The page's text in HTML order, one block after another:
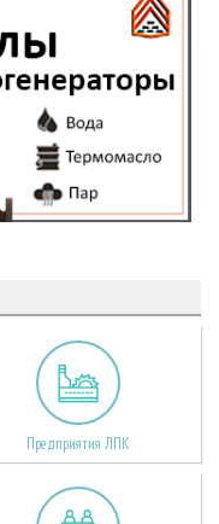
Предприятия ЛПК